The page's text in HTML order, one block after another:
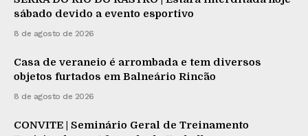
sábado devido a evento esportivo
8 de agosto de 2026
Casa de veraneio é arrombada e tem diversos
objetos furtados em Balneário Rincão
8 de agosto de 2026
CONVITE | Seminário Geral de Treinamento